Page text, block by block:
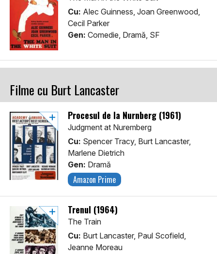
Cu: Alec Guinness, Joan Greenwood,
Cecil Parker
Gen: Comedie, Dramă, SF
Filme cu Burt Lancaster
Procesul de la Nurnberg (1961)
Judgment at Nuremberg
Cu: Spencer Tracy, Burt Lancaster,
Marlene Dietrich
Gen: Dramă
Amazon Prime
Trenul (1964)
The Train
Cu: Burt Lancaster, Paul Scofield,
Jeanne Moreau